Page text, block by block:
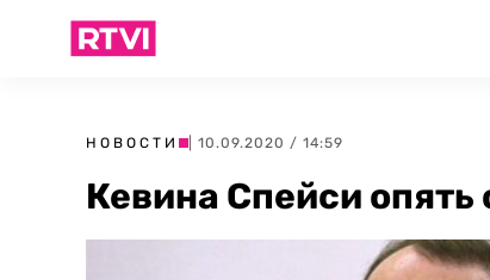
НОВОСТИ | 10.09.2020 / 14:59
Кевина Спейси опять